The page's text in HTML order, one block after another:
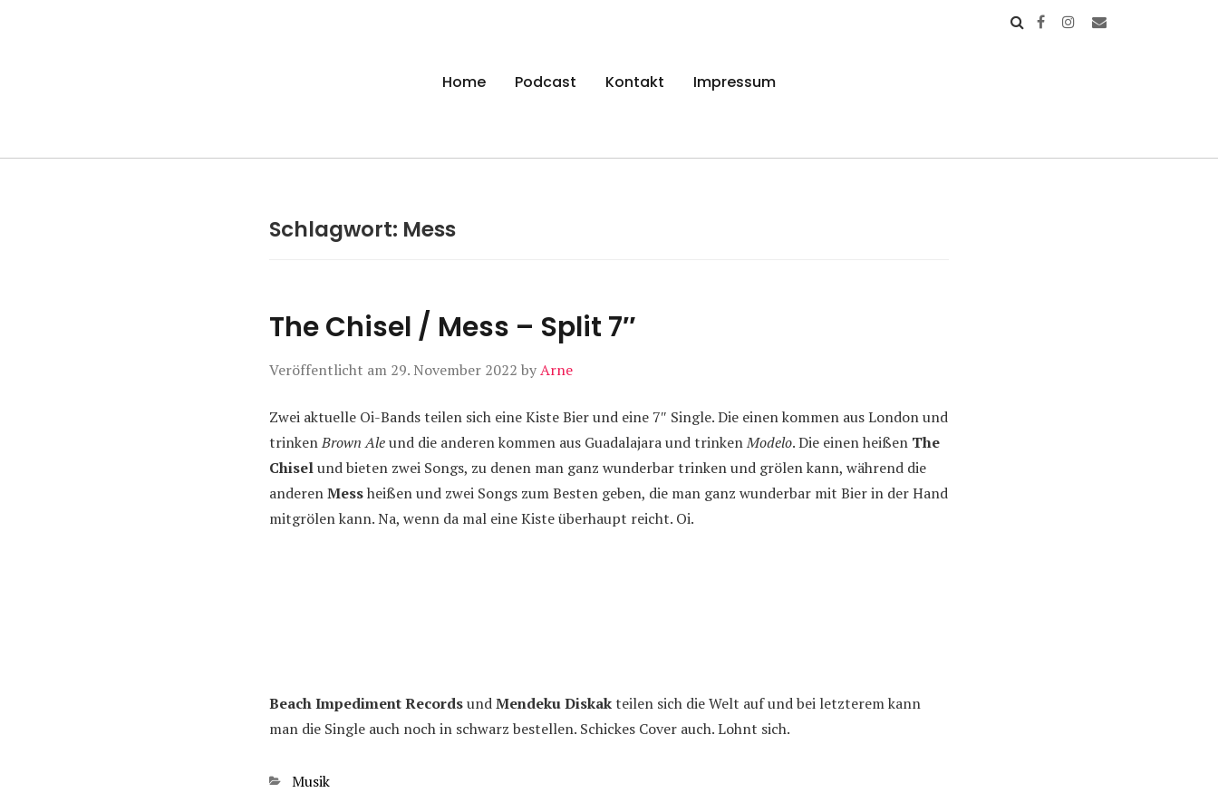
Manierenversagen
Home Podcast Kontakt Impressum
Schlagwort: Mess
The Chisel / Mess – Split 7″
Veröffentlicht am 29. November 2022 byArne
Zwei aktuelle Oi-Bands teilen sich eine Kiste Bier und eine 7″ Single. Die einen kommen aus London und
trinkenBrown Aleund die anderen kommen aus Guadalajara und trinkenModelo. Die einen heißen The
Chiselund bieten zwei Songs, zu denen man ganz wunderbar trinken und grölen kann, während die
anderenMessheißen und zwei Songs zum Besten geben, die man ganz wunderbar mit Bier in der Hand
mitgrölen kann. Na, wenn da mal eine Kiste überhaupt reicht. Oi.
Beach Impediment RecordsundMendeku Diskakteilen sich die Welt auf und bei letzterem kann
man die Single auch noch in schwarz bestellen. Schickes Cover auch. Lohnt sich.
Kategorien
Musik